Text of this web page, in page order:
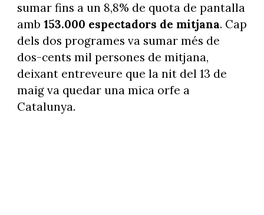
sumar fins a un 8,8% de quota de pantalla
amb 153.000 espectadors de mitjana. Cap
dels dos programes va sumar més de
dos-cents mil persones de mitjana,
deixant entreveure que la nit del 13 de
maig va quedar una mica orfe a
Catalunya.